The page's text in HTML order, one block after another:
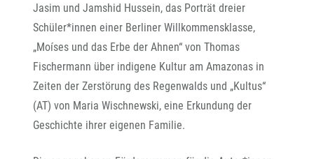
Jasim und Jamshid Hussein, das Porträt dreier
Schüler*innen einer Berliner Willkommensklasse,
„Moíses und das Erbe der Ahnen“ von Thomas
Fischermann über indigene Kultur am Amazonas in
Zeiten der Zerstörung des Regenwalds und „Kultus“
(AT) von Maria Wischnewski, eine Erkundung der
Geschichte ihrer eigenen Familie.